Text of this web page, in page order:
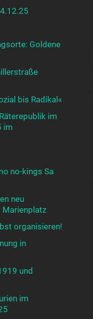
Goldene
bis Radikal«
im
im
no-kings Sa
neu
Marienplatz
organisieren!
in
und
im